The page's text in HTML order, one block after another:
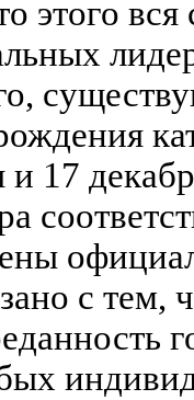
этого вся
и 17
с тем,